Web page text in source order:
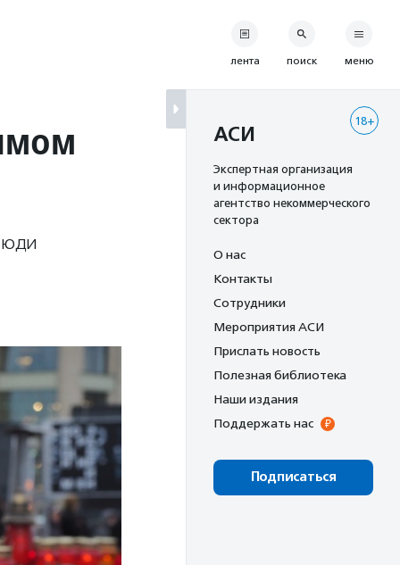
лента поиск меню
18+
АСИ
Экспертная организация
и информационное
агентство некоммерческого
сектора
О нас
Контакты
Сотрудники
Мероприятия АСИ
Прислать новость
Полезная библиотека
Наши издания
Поддержать нас
Подписаться